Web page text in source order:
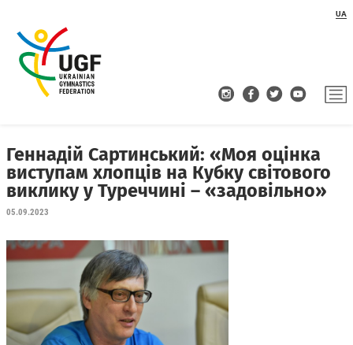
UA
Геннадій Сартинський: «Моя оцінка
виступам хлопців на Кубку світового
виклику у Туреччині – «задовільно»
05.09.2023